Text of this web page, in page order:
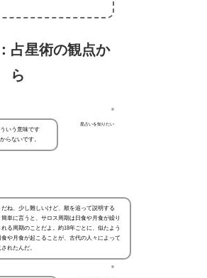
占星術の観点か
ら
星占いを知りたい
いう意味です
らないです。
だね、少し難しいけど、順を追って説明する
簡単に言うと、サロス周期は日食や月食が繰り
れる周期のことだよ。約18年ごとに、似たよう
食や月食が起こることが、古代の人々によって
れたんだ。